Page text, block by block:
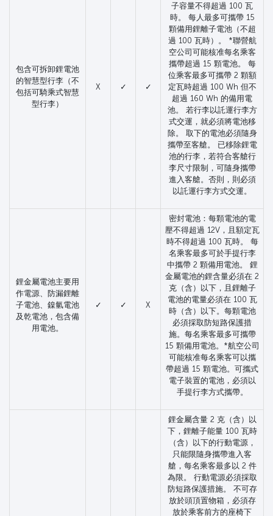
包含可拆卸鋰電池
的智慧型行李（不
包括可騎乘式智慧
型行李）
X ✓ ✓
子容量不得超過 100 瓦
時。 每人最多可攜帶 15
顆備用鋰離子電池（不超
過 100 瓦時）。 *聯營航
空公司可能核准每名乘客
攜帶超過 15 顆電池。 每
位乘客最多可攜帶 2 顆額
定瓦時超過 100 Wh 但不
超過 160 Wh 的備用電
池。 若行李以託運行李方
式交運，就必須將電池移
除。 取下的電池必須隨身
攜帶至客艙。 已移除鋰電
池的行李，若符合客艙行
李尺寸限制，可隨身攜帶
進入客艙。否則，則必須
以託運行李方式交運。
鋰金屬電池主要用
作電源、防漏鋰離
子電池、鎳氫電池
及乾電池，包含備
用電池。
✓ ✓ X
密封電池：每顆電池的電
壓不得超過 12V，且額定瓦
時不得超過 100 瓦時。 每
名乘客最多可於手提行李
中攜帶 2 顆備用電池。 鋰
金屬電池的鋰含量必須在 2
克（含）以下，且鋰離子
電池的電量必須在 100 瓦
時（含）以下。每顆電池
必須採取防短路保護措
施。每名乘客最多可攜帶
15 顆備用電池。*航空公司
可能核准每名乘客可以攜
帶超過 15 顆電池。可攜式
電子裝置的電池，必須以
手提行李方式攜帶。
鋰金屬含量 2 克（含）以
下，鋰離子能量 100 瓦時
（含）以下的行動電源，
只能限隨身攜帶進入客
艙，每名乘客最多以 2 件
為限。 行動電源必須採取
防短路保護措施。 不可存
放於頭頂置物箱，必須存
放於乘客前方的座椅下